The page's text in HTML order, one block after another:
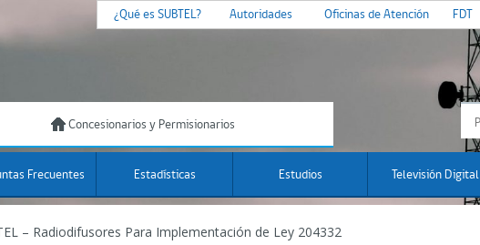
¿Qué es SUBTEL? Autoridades Oficinas de Atención FDT
Concesionarios y Permisionarios
Frecuentes Estadísticas Estudios Televisión Digital
– Radiodifusores Para Implementación de Ley 204332